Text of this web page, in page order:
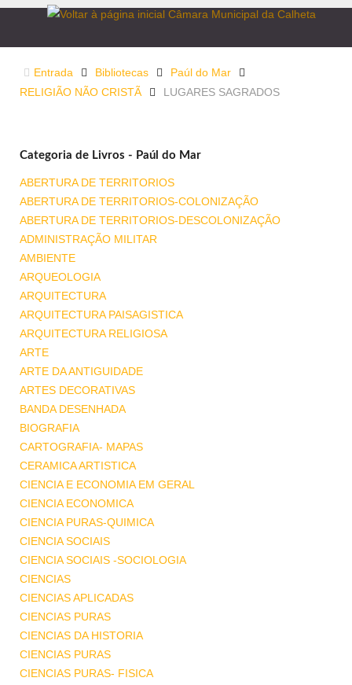
Entrada Bibliotecas
Paúl do Mar
RELIGIÃO NÃO CRISTÃ
LUGARES SAGRADOS
Categoria de Livros - Paúl do Mar
ABERTURA DE TERRITORIOS
ABERTURA DE TERRITORIOS-COLONIZAÇÃO
ABERTURA DE TERRITORIOS-DESCOLONIZAÇÃO
ADMINISTRAÇÃO MILITAR
AMBIENTE
ARQUEOLOGIA
ARQUITECTURA
ARQUITECTURA PAISAGISTICA
ARQUITECTURA RELIGIOSA
ARTE
ARTE DA ANTIGUIDADE
ARTES DECORATIVAS
BANDA DESENHADA
BIOGRAFIA
CARTOGRAFIA- MAPAS
CERAMICA ARTISTICA
CIENCIA E ECONOMIA EM GERAL
CIENCIA ECONOMICA
CIENCIA PURAS-QUIMICA
CIENCIA SOCIAIS
CIENCIA SOCIAIS -SOCIOLOGIA
CIENCIAS
CIENCIAS APLICADAS
CIENCIAS PURAS
CIENCIAS DA HISTORIA
CIENCIAS PURAS
CIENCIAS PURAS- FISICA